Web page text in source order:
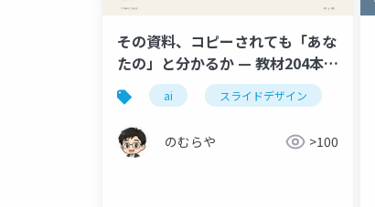
その資料、コピーされても「あな
たの」と分かるか — 教材204本に
転載対策を焼き込んだ話
ai スライドデザイン
のむらや >100